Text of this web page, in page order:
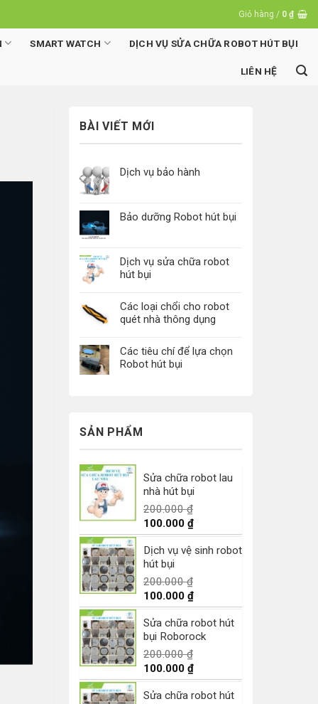
Giỏ hàng / 0 ₫
SMART WATCH DỊCH VỤ SỬA CHỮA ROBOT HÚT BỤI
LIÊN HỆ
BÀI VIẾT MỚI
Dịch vụ bảo hành
Bảo dưỡng Robot hút bụi
Dịch vụ sửa chữa robot
hút bụi
Các loại chổi cho robot
quét nhà thông dụng
Các tiêu chí để lựa chọn
Robot hút bụi
SẢN PHẨM
Sửa chữa robot lau
nhà hút bụi
200.000₫
Giá
gốc
là:
200.000 ₫.
100.000 ₫Giá
hiện
tại
Dịch vụ vệ sinh robot
hút bụi
200.000₫
Giá
gốc
là:
200.000 ₫.
100.000 ₫Giá
hiện
tại
là:
Sửa chữa robot hút
bụi Roborock
200.000₫
Giá
gốc
là:
100.000 ₫Giá
hiện
tại
Sửa chữa robot hút